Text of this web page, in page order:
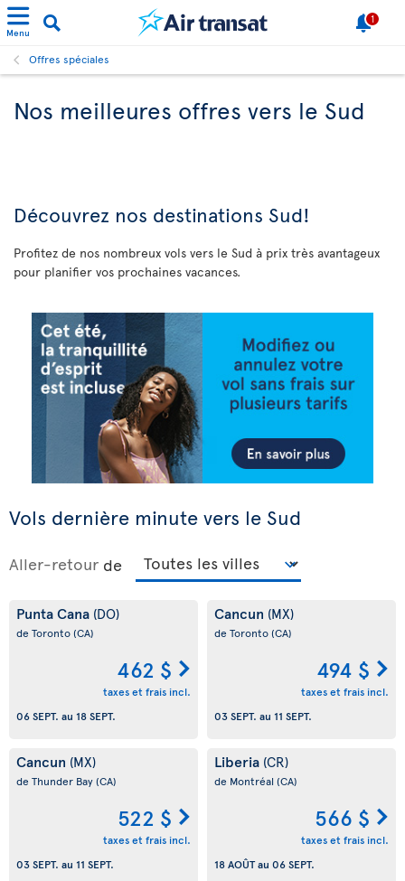
Menu
1
Offres spéciales
Nos meilleures offres vers le Sud
Découvrez nos destinations Sud!
Profitez de nos nombreux vols vers le Sud à prix très avantageux
pour planifier vos prochaines vacances.
Vols dernière minute vers le Sud
Aller-retour de
Punta Cana (DO)
de Toronto(CA)
462 $
taxes et frais incl.
06 SEPT. au 18 SEPT.
Cancun (MX)
de Toronto(CA)
494 $
taxes et frais incl.
03 SEPT. au 11 SEPT.
Cancun (MX)
de Thunder Bay(CA)
522 $
taxes et frais incl.
03 SEPT. au 11 SEPT.
Liberia (CR)
de Montréal (CA)
566 $
taxes et frais incl.
18 AOÛTau 06 SEPT.